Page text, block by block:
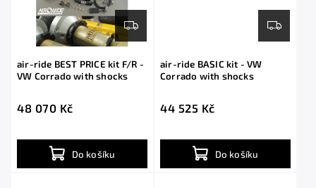
air-ride BEST PRICE kit F/R -
VW Corrado with shocks
48 070 Kč
Do košíku
air-ride BASIC kit - VW
Corrado with shocks
44 525 Kč
Do košíku